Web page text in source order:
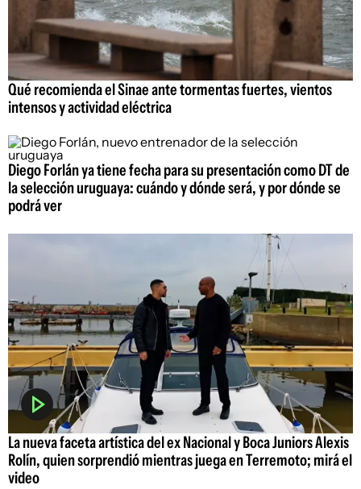
Qué recomienda el Sinae ante tormentas fuertes, vientos
intensos y actividad eléctrica
Diego Forlán ya tiene fecha para su presentación como DT de
la selección uruguaya: cuándo y dónde será, y por dónde se
podrá ver
La nueva faceta artística del ex Nacional y Boca Juniors Alexis
Rolín, quien sorprendió mientras juega en Terremoto; mirá el
video